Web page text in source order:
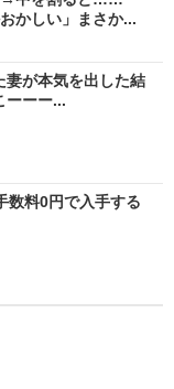
おかしい」まさか...
が本気を出した結
ーー...
数料0円で入手する